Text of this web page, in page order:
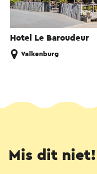
Hotel Le Baroudeur
Valkenburg
Mis dit niet!